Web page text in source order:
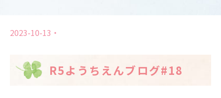
2023-10-13
R5ようちえんブログ#18